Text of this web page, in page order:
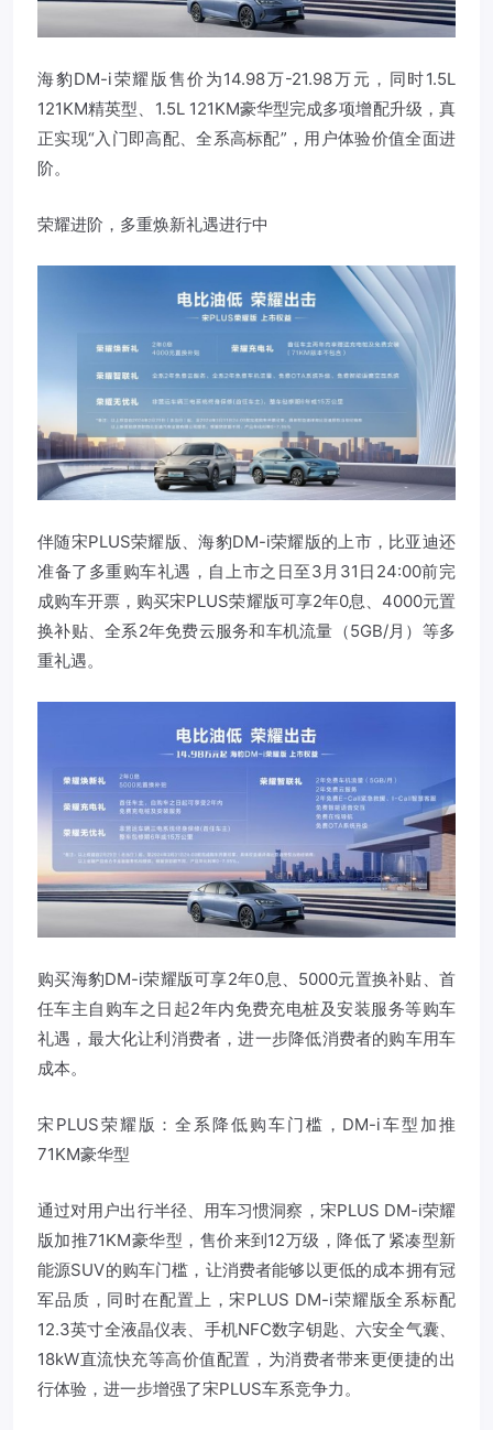
海豹DM-i荣耀版售价为14.98万-21.98万元，同时1.5L
121KM精英型、1.5L 121KM豪华型完成多项增配升级，真
正实现“入门即高配、全系高标配”，用户体验价值全面进
阶。
荣耀进阶，多重焕新礼遇进行中
伴随宋PLUS荣耀版、海豹DM-i荣耀版的上市，比亚迪还
准备了多重购车礼遇，自上市之日至3月31日24:00前完
成购车开票，购买宋PLUS荣耀版可享2年0息、4000元置
换补贴、全系2年免费云服务和车机流量（5GB/月）等多
重礼遇。
购买海豹DM-i荣耀版可享2年0息、5000元置换补贴、首
任车主自购车之日起2年内免费充电桩及安装服务等购车
礼遇，最大化让利消费者，进一步降低消费者的购车用车
成本。
宋PLUS荣耀版：全系降低购车门槛，DM-i车型加推
71KM豪华型
通过对用户出行半径、用车习惯洞察，宋PLUS DM-i荣耀
版加推71KM豪华型，售价来到12万级，降低了紧凑型新
能源SUV的购车门槛，让消费者能够以更低的成本拥有冠
军品质，同时在配置上，宋PLUS DM-i荣耀版全系标配
12.3英寸全液晶仪表、手机NFC数字钥匙、六安全气囊、
18kW直流快充等高价值配置，为消费者带来更便捷的出
行体验，进一步增强了宋PLUS车系竞争力。